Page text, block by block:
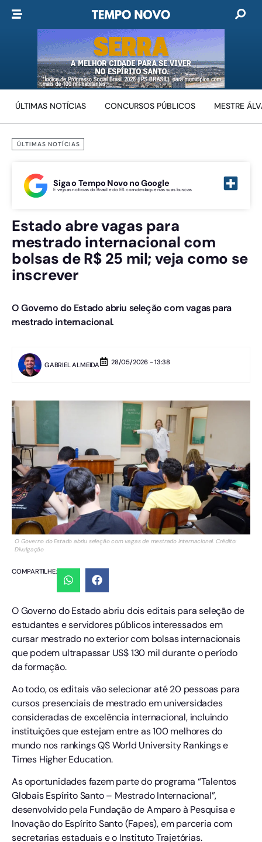
ÚLTIMAS NOTÍCIAS CONCURSOS PÚBLICOS MESTRE
ÚLTIMAS NOTÍCIAS
Siga o Tempo Novo no Google
E veja as notícias do Brasil e do ES com destaque nas suas buscas
Estado abre vagas para
mestrado internacional com
bolsas de R$ 25 mil; veja como se
inscrever
O Governo do Estado abriu seleção com vagas para
mestrado internacional.
GABRIEL ALMEIDA 28/05/2026 - 13:38
O Governo do Estado abriu seleção com vagas de mestrado internacional. Crédito:
Divulgação
COMPARTILHE:
O Governo do Estado abriu dois editais para seleção de
estudantes e servidores públicos interessados em
cursar mestrado no exterior com bolsas internacionais
que podem ultrapassar US$ 130 mil durante o período
da formação.
Ao todo, os editais vão selecionar até 20 pessoas para
cursos presenciais de mestrado em universidades
consideradas de excelência internacional, incluindo
instituições que estejam entre as 100 melhores do
mundo nos rankings QS World University Rankings e
Times Higher Education.
As oportunidades fazem parte do programa “Talentos
Globais Espírito Santo – Mestrado Internacional”,
desenvolvido pela Fundação de Amparo à Pesquisa e
Inovação do Espírito Santo (Fapes), em parceria com
secretarias estaduais e o Instituto Trajetórias.